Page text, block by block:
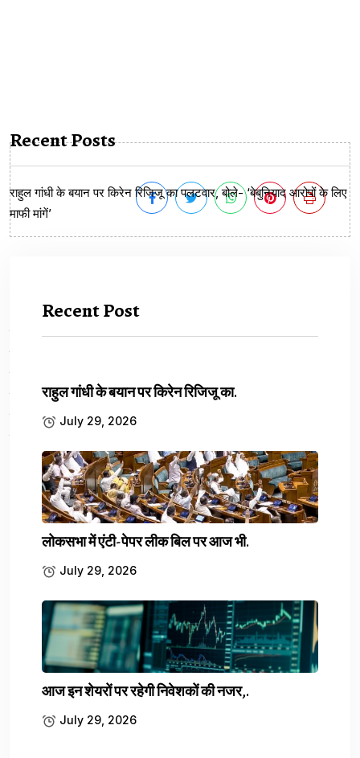
सऊदी हादसा: 45 भारतीयों का वहीं दफन, मुआवजा...
Next Article
Delhi Blast: क्या आरोपी ने सुसाइड-ड्रोन जैसा हमला...
Leave a comment
Required fields are marked
Recent Posts
राहुल गांधी के बयान पर किरेन रिजिजू का पलटवार, बोले- ‘बेबुनियाद आरोपों के लिए
माफी मांगें’
Recent Post
राहुल गांधी के बयान पर किरेन रिजिजू का.
July 29, 2026
लोकसभा में एंटी-पेपर लीक बिल पर आज भी.
July 29, 2026
आज इन शेयरों पर रहेगी निवेशकों की नजर,.
July 29, 2026